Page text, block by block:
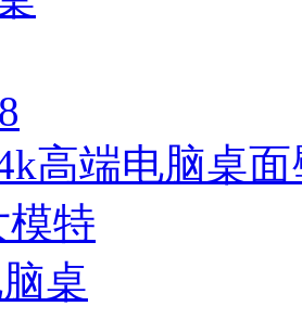
高端电脑桌面